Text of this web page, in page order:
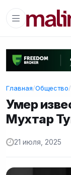
Главная/Общество/
Умер
Мухтар
21 июля, 2025